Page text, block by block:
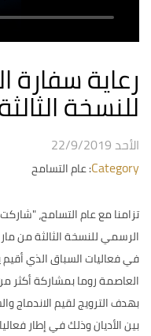
رعاية سفارة
للنسخة
الأحد 22/9/2019
Category: عام التسامح
تزامنا مع عام التسامح،
بهدف الترويج لقيم الاندماج
بين الأديان وذلك في إطار